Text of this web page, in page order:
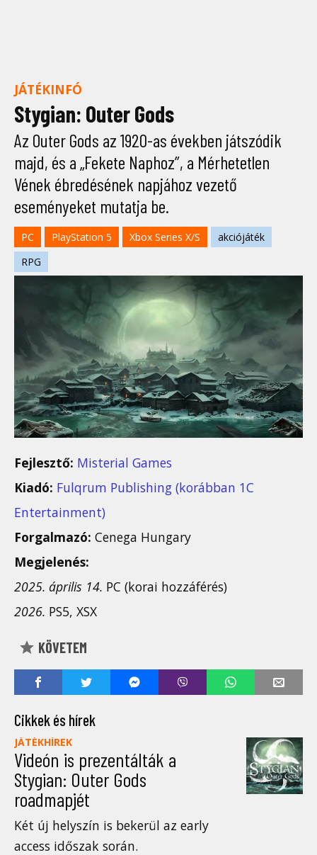
JÁTÉKINFÓ
Stygian: Outer Gods
Az Outer Gods az 1920-as években játszódik
majd, és a „Fekete Naphoz”, a Mérhetetlen
Vének ébredésének napjához vezető
eseményeket mutatja be.
PC PlayStation 5 Xbox Series X/S
akciójáték
RPG
Fejlesztő: Misterial Games
Kiadó: Fulqrum Publishing (korábban 1C
Entertainment)
Forgalmazó: Cenega Hungary
Megjelenés:
2025. április 14. PC (korai hozzáférés)
2026. PS5, XSX
KÖVETEM
Cikkek és hírek
JÁTÉKHÍREK
Videón is prezentálták a
Stygian: Outer Gods
roadmapjét
Két új helyszín is bekerül az early
access időszak során.